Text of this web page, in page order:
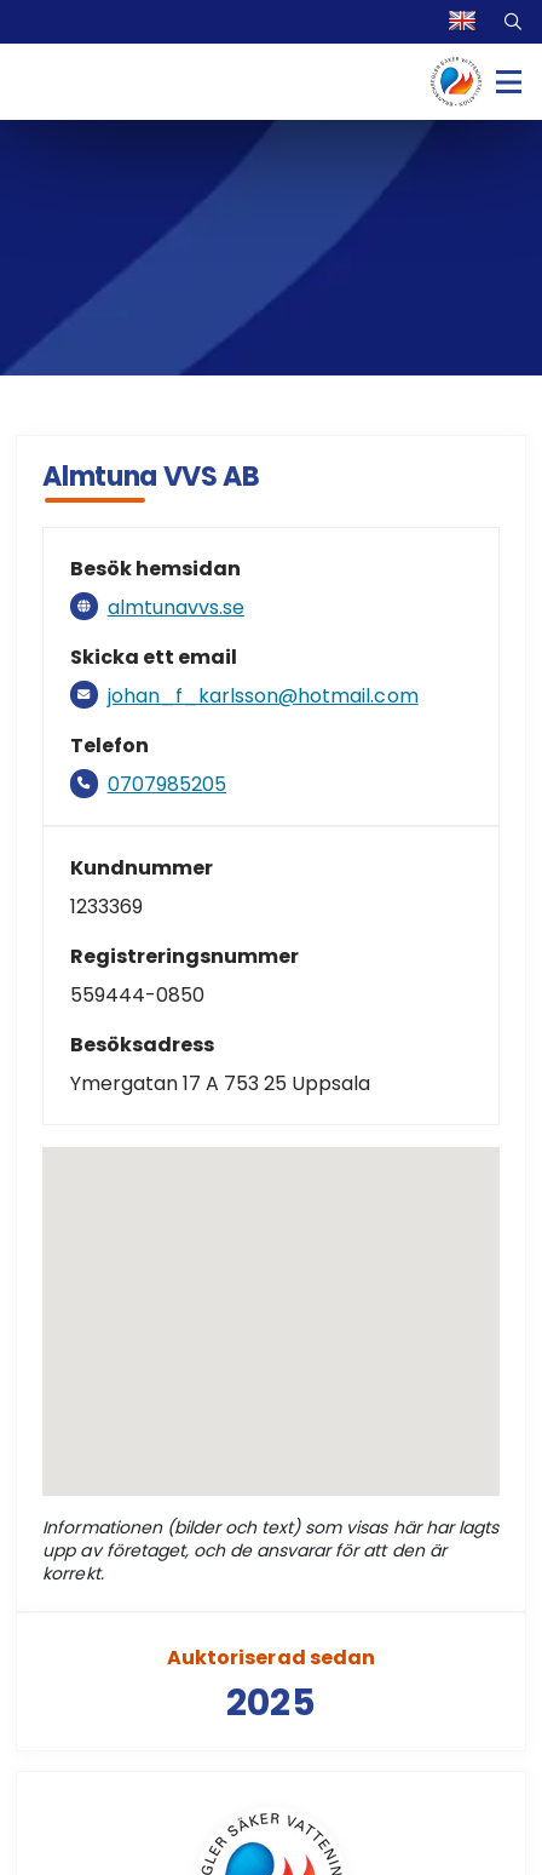
Almtuna VVS AB
Besök hemsidan
almtunavvs.se
Skicka ett email
johan_f_karlsson@hotmail.com
Telefon
0707985205
Kundnummer
1233369
Registreringsnummer
559444-0850
Besöksadress
Ymergatan 17 A 753 25 Uppsala
Informationen (bilder och text) som visas här har lagts
upp av företaget, och de ansvarar för att den är
korrekt.
Auktoriserad sedan
2025